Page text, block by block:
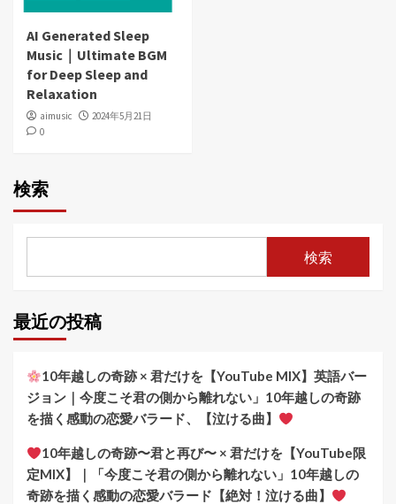
AI Generated Sleep
Music｜Ultimate BGM
for Deep Sleep and
Relaxation
aimusic
2024年5月21日
0
検索
検索
最近の投稿
10年越しの奇跡 × 君だけを【YouTube MIX】英語バー
ジョン｜今度こそ君の側から離れない」10年越しの奇跡
を描く感動の恋愛バラード、【泣ける曲】
10年越しの奇跡〜君と再び〜 × 君だけを【YouTube限
定MIX】｜「今度こそ君の側から離れない」10年越しの
奇跡を描く感動の恋愛バラード【絶対！泣ける曲】